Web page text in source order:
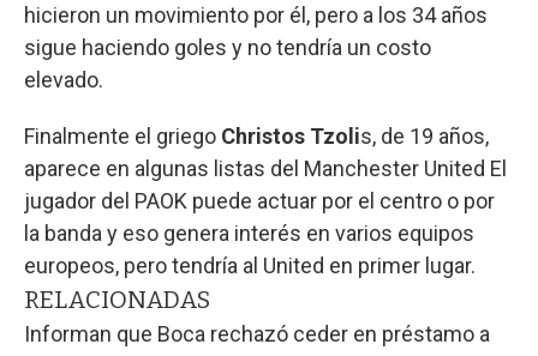
hicieron un movimiento por él, pero a los 34 años
sigue haciendo goles y no tendría un costo
elevado.
Finalmente el griego Christos Tzolis, de 19 años,
aparece en algunas listas del Manchester United El
jugador del PAOK puede actuar por el centro o por
la banda y eso genera interés en varios equipos
europeos, pero tendría al United en primer lugar.
RELACIONADAS
Informan que Boca rechazó ceder en préstamo a